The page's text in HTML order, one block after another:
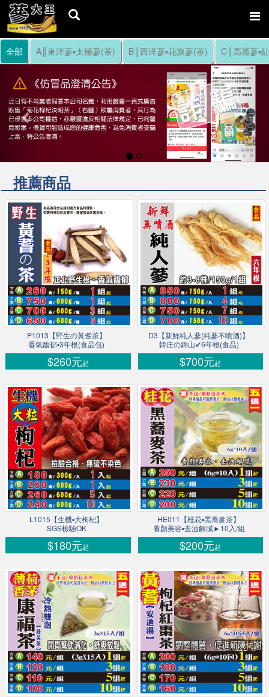
Previous
全部 A║東洋蔘▪太極蔘(茶) B║西洋蔘▪花旗蔘(茶) C║高麗蔘▪
推薦商品
P1013【野生の黃耆茶】
香氣馥郁▪3年根(食品包)
$260元起
D3【新鮮純人蔘(純蔘不噴酒)】
韓庄の錦山✔6年根(食品)
$700元起
L1015【生機▪大枸杞】
SGS檢驗OK
$180元起
HE011【桂花▪黑蕎麥茶】
養顏美容▪去油解膩►10入/組
$200元起